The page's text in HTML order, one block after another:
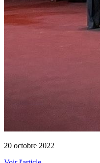
20 octobre 2022